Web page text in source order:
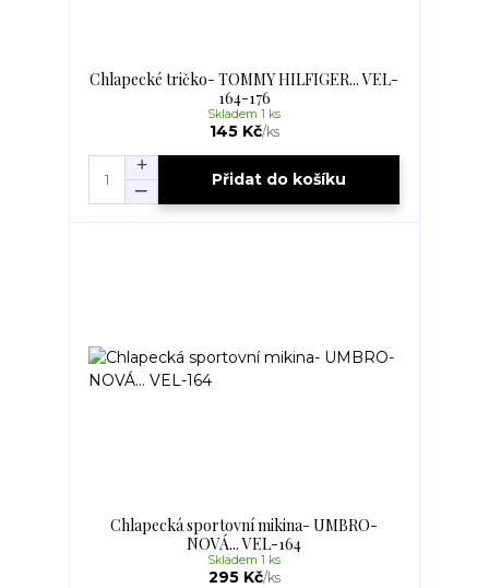
Chlapecké tričko- TOMMY HILFIGER... VEL-
164-176
145 Kč/ks
Skladem 1 ks
Přidat do košíku
Chlapecká sportovní mikina- UMBRO-
NOVÁ... VEL-164
295 Kč/ks
Skladem 1 ks